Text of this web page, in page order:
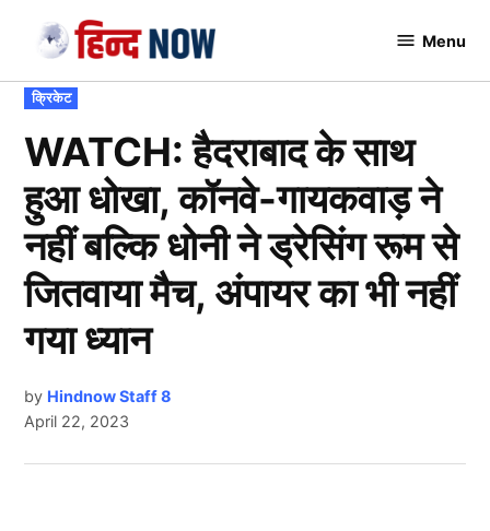
content
Menu
POSTED
IN
क्रिकेट
WATCH: हैदराबाद के साथ
हुआ धोखा, कॉनवे-गायकवाड़ ने
नहीं बल्कि धोनी ने ड्रेसिंग रूम से
जितवाया मैच, अंपायर का भी नहीं
गया ध्यान
by Hindnow Staff 8
April 22, 2023